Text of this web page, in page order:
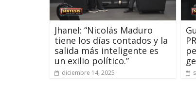
Jhanel: “Nicolás Maduro
tiene los días contados y la
salida más inteligente es
un exilio político.”
diciembre 14, 2025